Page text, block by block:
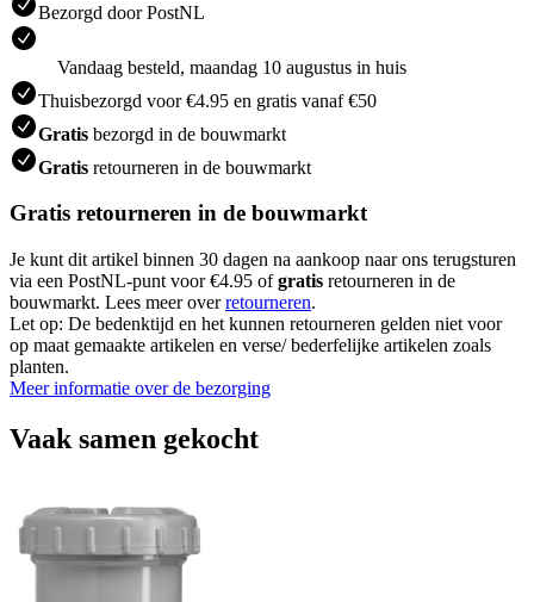
Bezorgd door PostNL
Vandaag besteld, maandag 10 augustus in huis
Thuisbezorgd voor €4.95 en gratis vanaf €50
Gratis bezorgd in de bouwmarkt
Gratis retourneren in de bouwmarkt
Gratis retourneren in de bouwmarkt
Je kunt dit artikel binnen 30 dagen na aankoop naar ons terugsturen
via een PostNL-punt voor €4.95 ofgratis retourneren in de
bouwmarkt. Lees meer overretourneren.
Let op: De bedenktijd en het kunnen retourneren gelden niet voor
op maat gemaakte artikelen en verse/ bederfelijke artikelen zoals
planten.
Meer informatie over de bezorging
Vaak samen gekocht